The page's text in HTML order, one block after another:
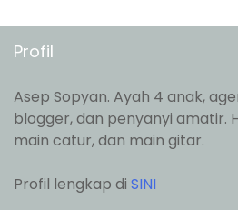
Profil
Asep Sopyan. Ayah 4 anak,
blogger, dan penyanyi amatir.
main catur, dan main gitar.
Profil lengkap di SINI